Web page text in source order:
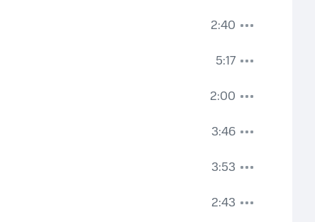
2:40
5:17
2:00
3:46
3:53
2:43